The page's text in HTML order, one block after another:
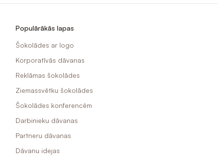
Populārākās lapas
Šokolādes ar logo
Korporatīvās dāvanas
Reklāmas šokolādes
Ziemassvētku šokolādes
Šokolādes konferencēm
Darbinieku dāvanas
Partneru dāvanas
Dāvanu idejas